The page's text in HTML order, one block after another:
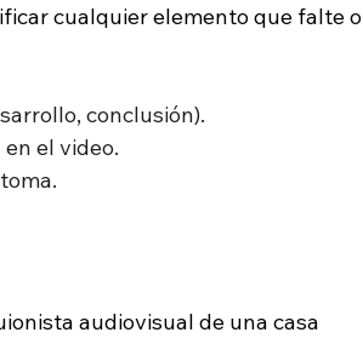
cualquier elemento que falte o
conclusión).
el video.
audiovisual de una casa